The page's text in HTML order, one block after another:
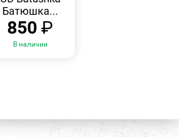
Батюшка...
850₽
В наличии